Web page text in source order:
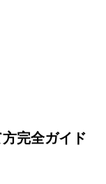
完全ガイド